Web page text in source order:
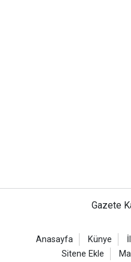
Gazete
Anasayfa Künye
Sitene Ekle